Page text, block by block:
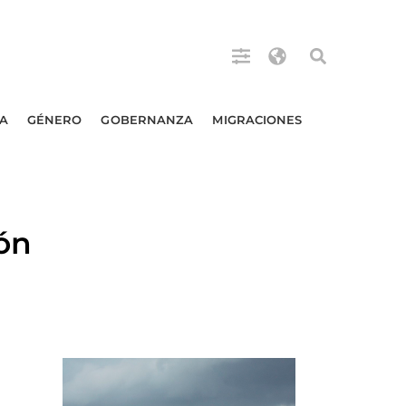
GÉNERO GOBERNANZA MIGRACIONES